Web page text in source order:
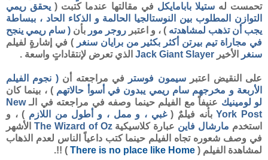
تحمست لهستيلا بابامايكل في مقالتها عندما كتبت ( يحقق ريمي
التوازن المطلوب بين النوستالجيا الحالمة و الذكاء الحاد ، ببساطة
يجب أن تذهب لمشاهدته ) ، و اعتبر روجر مور بأن ( سام ريمي ينجح
في مجاراة تيم بيرتن أكثر بكثير من برايان سنغر ) في إشارةٍ لفيلم
سنغر
الأخير Jack Giant Slayer الذي تعرض لإنتقاداتٍ واسعة .
على النقيض اعتبرسيمون فوستر في مراجعته أن( نجوم الفيلم
الأربعة و مخرجهم سام ريمي يبدون في أسوأ حالاتهم ) ، بينما كان
لو لومينيك عنيفاً مع الفيلم حينما وصفه في مراجعته في الـNew
York Post بأنه فيلمٌ (غبي ، و ممل ، و أطول من اللازم ) ، و
استخدم مارشال فاين عبارة كلاسيكيةThe Wizard of Oz الأشهر
في وصف شعوره تجاه الفيلم حينما كتب داعياً الناس لعدم الذهاب
لمشاهدة الفيلم ( There is no place like Home
) !!.